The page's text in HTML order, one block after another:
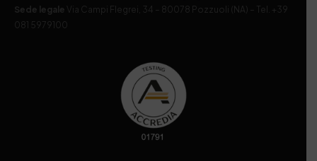
Sede legale
Via Campi Flegrei, 34 – 80078 Pozzuoli (NA) – Tel. +39
081 5979100